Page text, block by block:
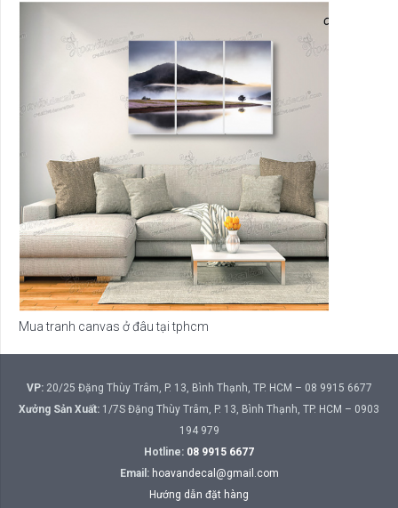
Mua tranh canvas ở đâu tại tphcm
VP:20/25 Đặng Thùy Trâm, P. 13, Bình Thạnh, TP. HCM – 08 9915 6677
Xưởng Sản Xuất: 1/7S Đặng Thùy Trâm, P. 13, Bình Thạnh, TP. HCM – 0903
194 979
Hotline: 08 9915 6677
Email: hoavandecal@gmail.com
Hướng dẫn đặt hàng